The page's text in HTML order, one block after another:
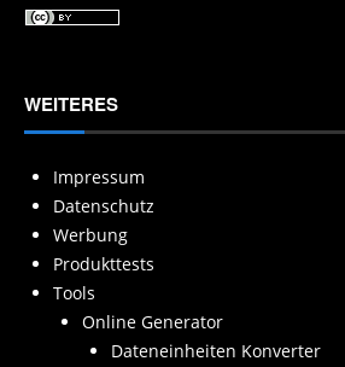
WEITERES
Impressum
Datenschutz
Werbung
Produkttests
Tools
Online Generator
Dateneinheiten Konverter